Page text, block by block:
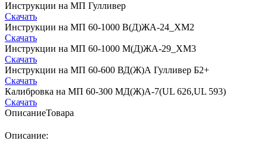
Инструкции на МП Гулливер
Скачать
Инструкции на МП 60-1000 В(Д)ЖА-24_ХМ2
Скачать
Инструкции на МП 60-1000 М(Д)ЖА-29_ХМ3
Скачать
Инструкции на МП 60-600 ВД(Ж)А Гулливер Б2+
Скачать
Калибровка на МП 60-300 МД(Ж)А-7(UL 626,UL 593)
Скачать
ОписаниеТовара
Описание: